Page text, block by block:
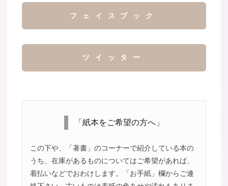
フェイスブック
ツイッター
「紙本をご希望の方へ」
この下や、「著書」のコーナーで紹介している本の
うち、在庫があるものについてはご希望があれば、
着払いなどでおわけします。「お手紙」欄からご連